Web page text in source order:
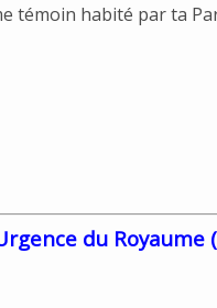
témoin habité par ta
du